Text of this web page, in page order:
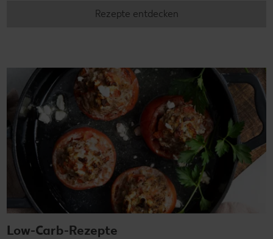
Rezepte entdecken
Low-Carb-Rezepte